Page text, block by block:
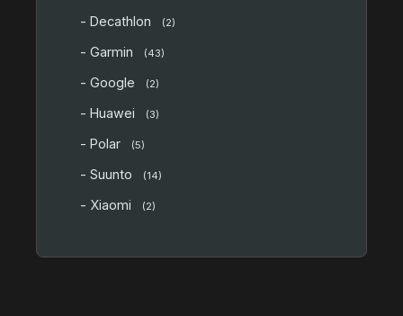
- Decathlon (2)
- Garmin (43)
- Google (2)
- Huawei (3)
- Polar (5)
- Suunto (14)
- Xiaomi (2)